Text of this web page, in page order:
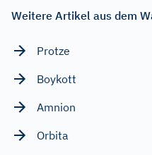
Weitere Artikel aus dem
Protze
Boykott
Amnion
Orbita